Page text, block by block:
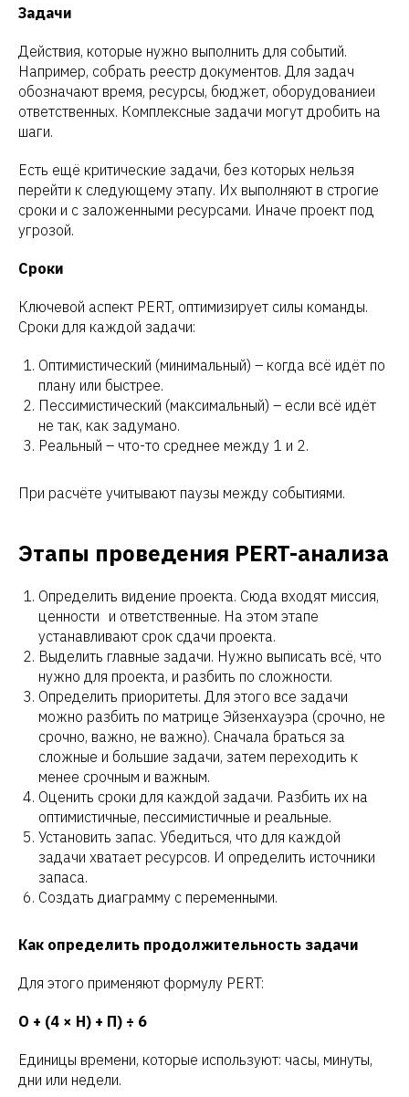
Задачи
Действия, которые нужно выполнить для событий.
Например, собрать реестр документов. Для задач
обозначают время, ресурсы, бюджет, оборудованиеи
ответственных. Комплексные задачи могут дробить на
шаги.
Есть ещё критические задачи, без которых нельзя
перейти к следующему этапу. Их выполняют в строгие
сроки и с заложенными ресурсами. Иначе проект под
угрозой.
Сроки
Ключевой аспект PERT, оптимизирует силы команды.
Сроки для каждой задачи:
Оптимистический (минимальный) – когда всё идёт по
плану или быстрее.
Пессимистический (максимальный) – если всё идёт
не так, как задумано.
Реальный – что-то среднее между 1 и 2.
При расчёте учитывают паузы между событиями.
Этапы проведения PERT-анализа
Определить видение проекта. Сюда входят миссия,
ценности и ответственные. На этом этапе
устанавливают срок сдачи проекта.
Выделить главные задачи. Нужно выписать всё, что
нужно для проекта, и разбить по сложности.
Определить приоритеты. Для этого все задачи
можно разбить по матрице Эйзенхауэра (срочно, не
срочно, важно, не важно). Сначала браться за
сложные и большие задачи, затем переходить к
менее срочным и важным.
Оценить сроки для каждой задачи. Разбить их на
оптимистичные, пессимистичные и реальные.
Установить запас. Убедиться, что для каждой
задачи хватает ресурсов. И определить источники
запаса.
Создать диаграмму с переменными.
Как определить продолжительность задачи
Для этого применяют формулу PERT:
О + (4 × Н) + П) ÷ 6
Единицы времени, которые используют: часы, минуты,
дни или недели.